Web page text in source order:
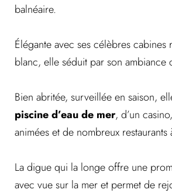
balnéaire.
Élégante avec ses célèbres cabines
blanc, elle séduit par son ambiance
Bien abritée, surveillée en saison,
piscine d’eau de mer, d’un
animées et de nombreux restaurants
La digue qui la longe offre une
avec vue sur la mer et permet de